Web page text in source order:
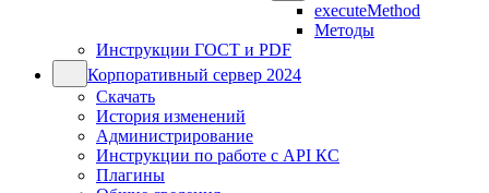
executeMethod
Методы
Инструкции ГОСТ и PDF
Корпоративный сервер 2024
Скачать
История изменений
Администрирование
Инструкции по работе с API КС
Плагины